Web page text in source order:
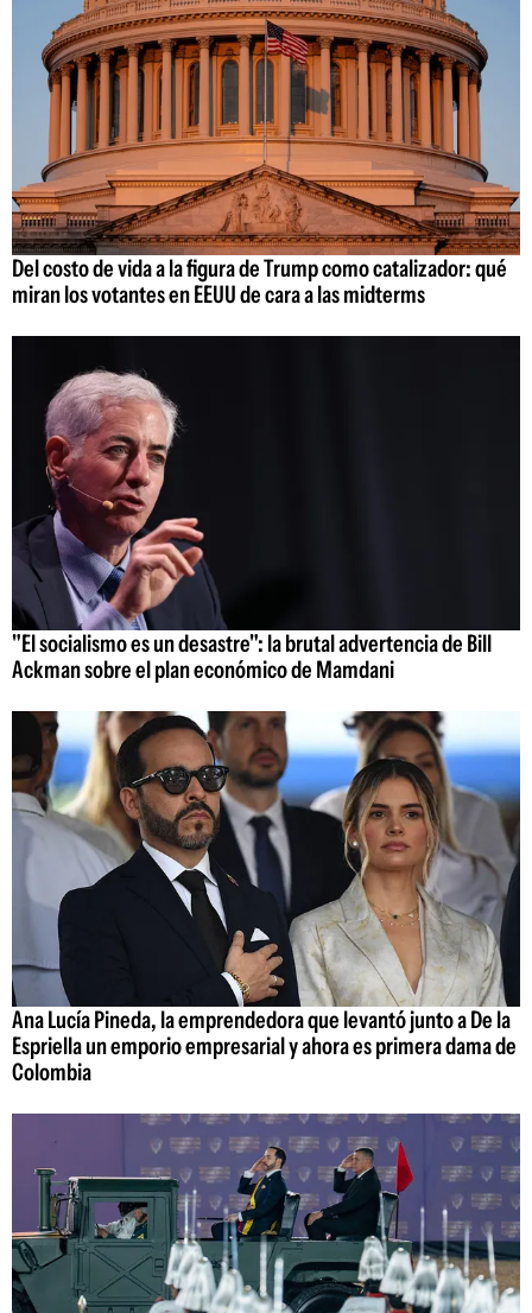
Del costo de vida a la figura de Trump como catalizador: qué
miran los votantes en EEUU de cara a las midterms
"El socialismo es un desastre": la brutal advertencia de Bill
Ackman sobre el plan económico de Mamdani
Ana Lucía Pineda, la emprendedora que levantó junto a De la
Espriella un emporio empresarial y ahora es primera dama de
Colombia